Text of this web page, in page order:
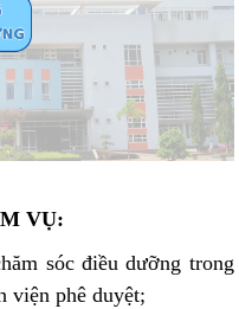
VỤ:
sóc điều dưỡng trong
viện phê duyệt;